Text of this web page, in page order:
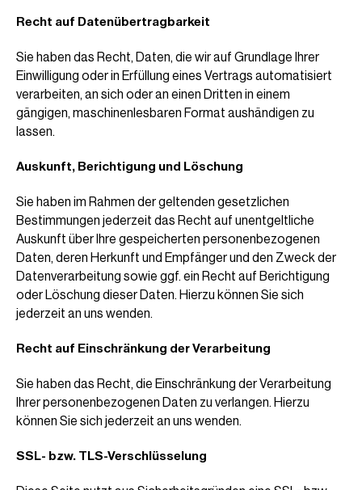
Recht auf Datenübertragbarkeit
Sie haben das Recht, Daten, die wir auf Grundlage Ihrer
Einwilligung oder in Erfüllung eines Vertrags automatisiert
verarbeiten, an sich oder an einen Dritten in einem
gängigen, maschinenlesbaren Format aushändigen zu
lassen.
Auskunft, Berichtigung und Löschung
Sie haben im Rahmen der geltenden gesetzlichen
Bestimmungen jederzeit das Recht auf unentgeltliche
Auskunft über Ihre gespeicherten personenbezogenen
Daten, deren Herkunft und Empfänger und den Zweck der
Datenverarbeitung sowie ggf. ein Recht auf Berichtigung
oder Löschung dieser Daten. Hierzu können Sie sich
jederzeit an uns wenden.
Recht auf Einschränkung der Verarbeitung
Sie haben das Recht, die Einschränkung der Verarbeitung
Ihrer personenbezogenen Daten zu verlangen. Hierzu
können Sie sich jederzeit an uns wenden.
SSL- bzw. TLS-Verschlüsselung